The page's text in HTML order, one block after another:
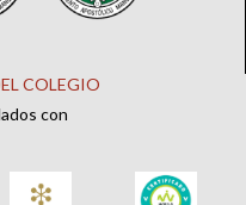
COLEGIO
con